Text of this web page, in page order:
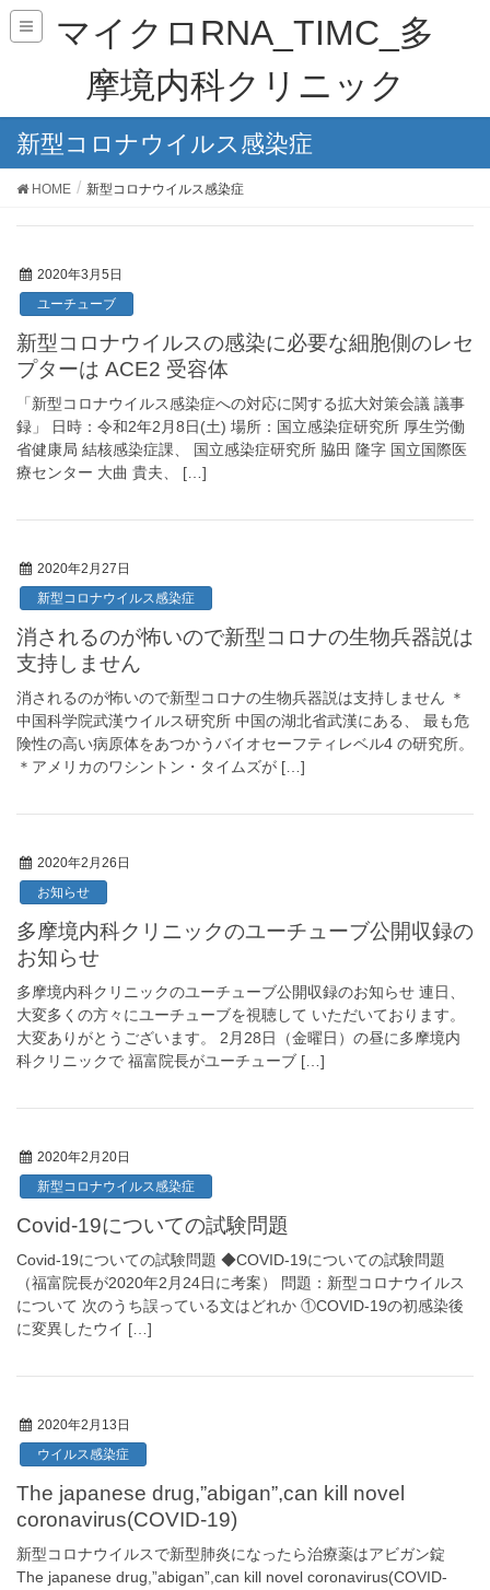
マイクロRNA_TIMC_多
摩境内科クリニック
新型コロナウイルス感染症
HOME 新型コロナウイルス感染症
2020年3月5日
ユーチューブ
新型コロナウイルスの感染に必要な細胞側のレセ
プターは ACE2 受容体
「新型コロナウイルス感染症への対応に関する拡大対策会議 議事
録」 日時：令和2年2月8日(土) 場所：国立感染症研究所 厚生労働
省健康局 結核感染症課、 国立感染症研究所 脇田 隆字 国立国際医
療センター 大曲 貴夫、 […]
2020年2月27日
新型コロナウイルス感染症
消されるのが怖いので新型コロナの生物兵器説は
支持しません
消されるのが怖いので新型コロナの生物兵器説は支持しません ＊
中国科学院武漢ウイルス研究所 中国の湖北省武漢にある、 最も危
険性の高い病原体をあつかうバイオセーフティレベル4 の研究所。
＊アメリカのワシントン・タイムズが […]
2020年2月26日
お知らせ
多摩境内科クリニックのユーチューブ公開収録の
お知らせ
多摩境内科クリニックのユーチューブ公開収録のお知らせ 連日、
大変多くの方々にユーチューブを視聴して いただいております。
大変ありがとうございます。 2月28日（金曜日）の昼に多摩境内
科クリニックで 福富院長がユーチューブ […]
2020年2月20日
新型コロナウイルス感染症
Covid-19についての試験問題
Covid-19についての試験問題 ◆COVID-19についての試験問題
（福富院長が2020年2月24日に考案） 問題：新型コロナウイルス
について 次のうち誤っている文はどれか ①COVID-19の初感染後
に変異したウイ […]
2020年2月13日
ウイルス感染症
The japanese drug,”abigan”,can kill novel
coronavirus(COVID-19)
新型コロナウイルスで新型肺炎になったら治療薬はアビガン錠
The japanese drug,”abigan”,can kill novel coronavirus(COVID-